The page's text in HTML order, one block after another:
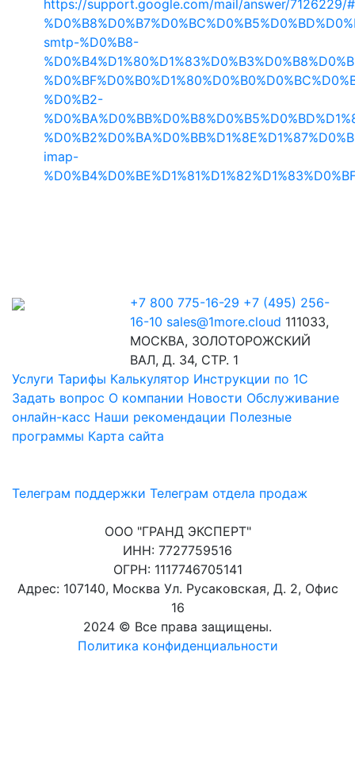
https://support.google.com/mail/answer/7126229/
smtp-%D0%B8-
%D0%B2-
imap-
+7 800 775-16-29 +7 (495) 256-
16-10 sales@1more.cloud 111033,
МОСКВА, ЗОЛОТОРОЖСКИЙ
ВАЛ, Д. 34, СТР. 1
Услуги Тарифы Калькулятор Инструкции по 1C
Задать вопрос О компании Новости Обслуживание
онлайн-касс Наши рекомендации Полезные
программы Карта сайта
Телеграм поддержки Телеграм отдела продаж
ООО "ГРАНД ЭКСПЕРТ"
ИНН: 7727759516
ОГРН: 1117746705141
Адрес: 107140, Москва Ул. Русаковская, Д. 2, Офис
16
2024 © Все права защищены.
Политика конфиденциальности